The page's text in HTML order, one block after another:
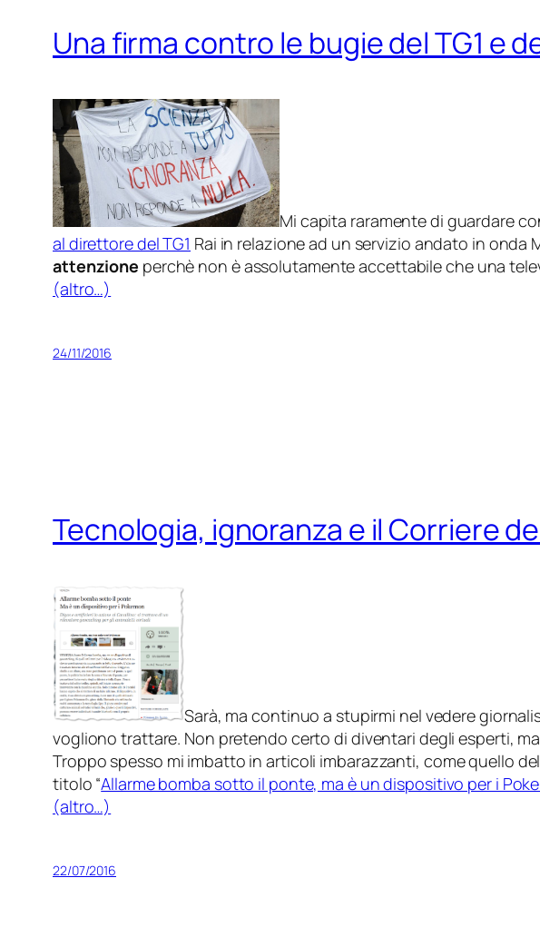
Una firma contro le bugie del TG1 e
Mi capita raramente di guardare
al direttore del TG1 Rai in relazione ad un servizio andato in
attenzione perchè non è assolutamente accettabile che una
(altro…)
24/11/2016
Tecnologia, ignoranza e il Corriere
Sarà, ma continuo a stupirmi nel vedere
vogliono trattare. Non pretendo certo di diventari degli esperti,
Troppo spesso mi imbatto in articoli imbarazzanti, come quello
titolo “Allarme bomba sotto il ponte, ma è un dispositivo per i
(altro…)
22/07/2016